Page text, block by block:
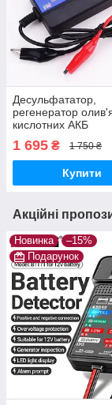
Десульфататор,
регенератор
кислотних АКБ
12/24/36/48V LED 4
(синій)
1 695 ₴ 1 750 ₴
Купити
Акційні
Новинка
–15%
Подарунок